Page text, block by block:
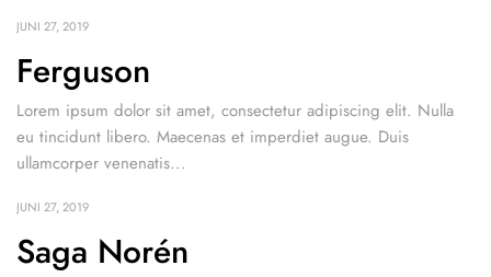
JUNI 27, 2019
Ferguson
Lorem ipsum dolor sit amet, consectetur adipiscing elit. Nulla
eu tincidunt libero. Maecenas et imperdiet augue. Duis
ullamcorper venenatis...
JUNI 27, 2019
Saga Norén